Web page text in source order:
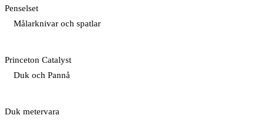
Penselset
Målarknivar och spatlar
Princeton Catalyst
Duk och Pannå
Duk metervara